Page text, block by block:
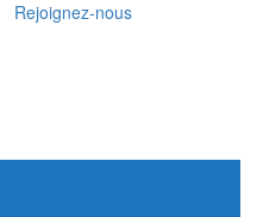
Rejoignez-nous